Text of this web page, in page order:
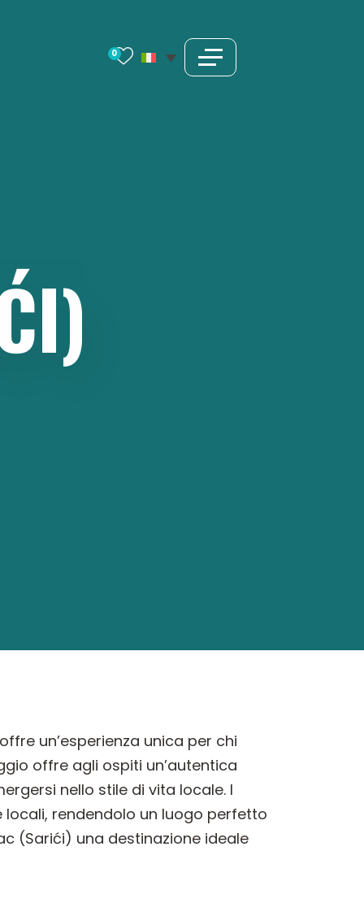
0
un’esperienza unica per chi
offre agli ospiti un’autentica
nello stile di vita locale. I
rendendolo un luogo perfetto
(Sarići) una destinazione ideale